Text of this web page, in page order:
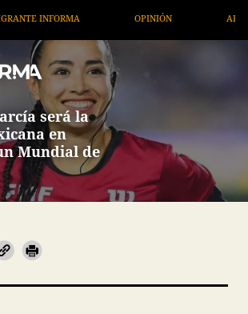
ARTÍCULOS
será la
en
Mundial de